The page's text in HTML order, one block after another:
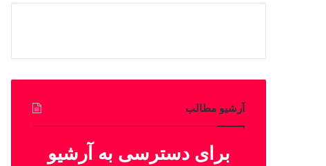
آرشیو مطالب
برای دسترسی به آرشیو